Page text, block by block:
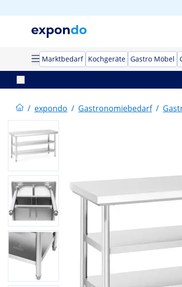
Marktbedarf Kochgeräte Gastro Möbel
/ expondo / Gastronomiebedarf /